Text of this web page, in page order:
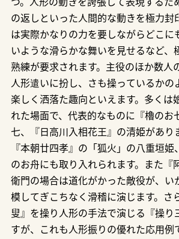
つ。人形の動きを誇張して表現するた
の返しといった人間的な動きを極力封
は実際かなりの力を要しながらどこに
いような滑らかな舞いを見せるなど、
熟練が要求されます。主役のほか数人
人形遣いに扮し、さも操っているかの
楽しく洒落た趣向といえます。多くは
れた場面で、代表的なものに『櫓のお
七、『日高川入相花王』の清姫があり
『本朝廿四孝』の「狐火」の八重垣姫
のお舟にも取り入れられます。また『
衛門の場合は道化がかった敵役が、い
模してぎこちなく滑稽に演じます。さ
叟』を操り人形の手法で演じる『操り
すが、これも人形振りの優れた応用例